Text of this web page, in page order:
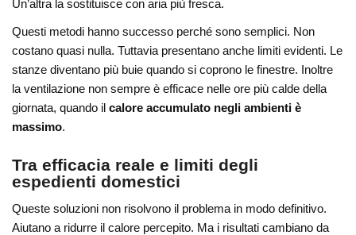
Un’altra la sostituisce con aria più fresca.
Questi metodi hanno successo perché sono semplici. Non
costano quasi nulla. Tuttavia presentano anche limiti evidenti. Le
stanze diventano più buie quando si coprono le finestre. Inoltre
la ventilazione non sempre è efficace nelle ore più calde della
giornata, quando ilcalore accumulato negli ambienti è
massimo.
Tra efficacia reale e limiti degli
espedienti domestici
Queste soluzioni non risolvono il problema in modo definitivo.
Aiutano a ridurre il calore percepito. Ma i risultati cambiano da